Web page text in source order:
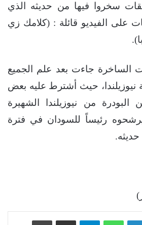
سخروا فيها من حديثه الذي
على الفيديو قائلة : (كلامك زي
الساخرة جاءت بعد علم الجميع
نيوزيلندا، حيث أشترط عليه بعض
البودرة من نيوزيلندا الشهيرة
يرشحوه رئيساً للسودان في فترة
حديثه.
لينكدإن واتساب تيلقرام